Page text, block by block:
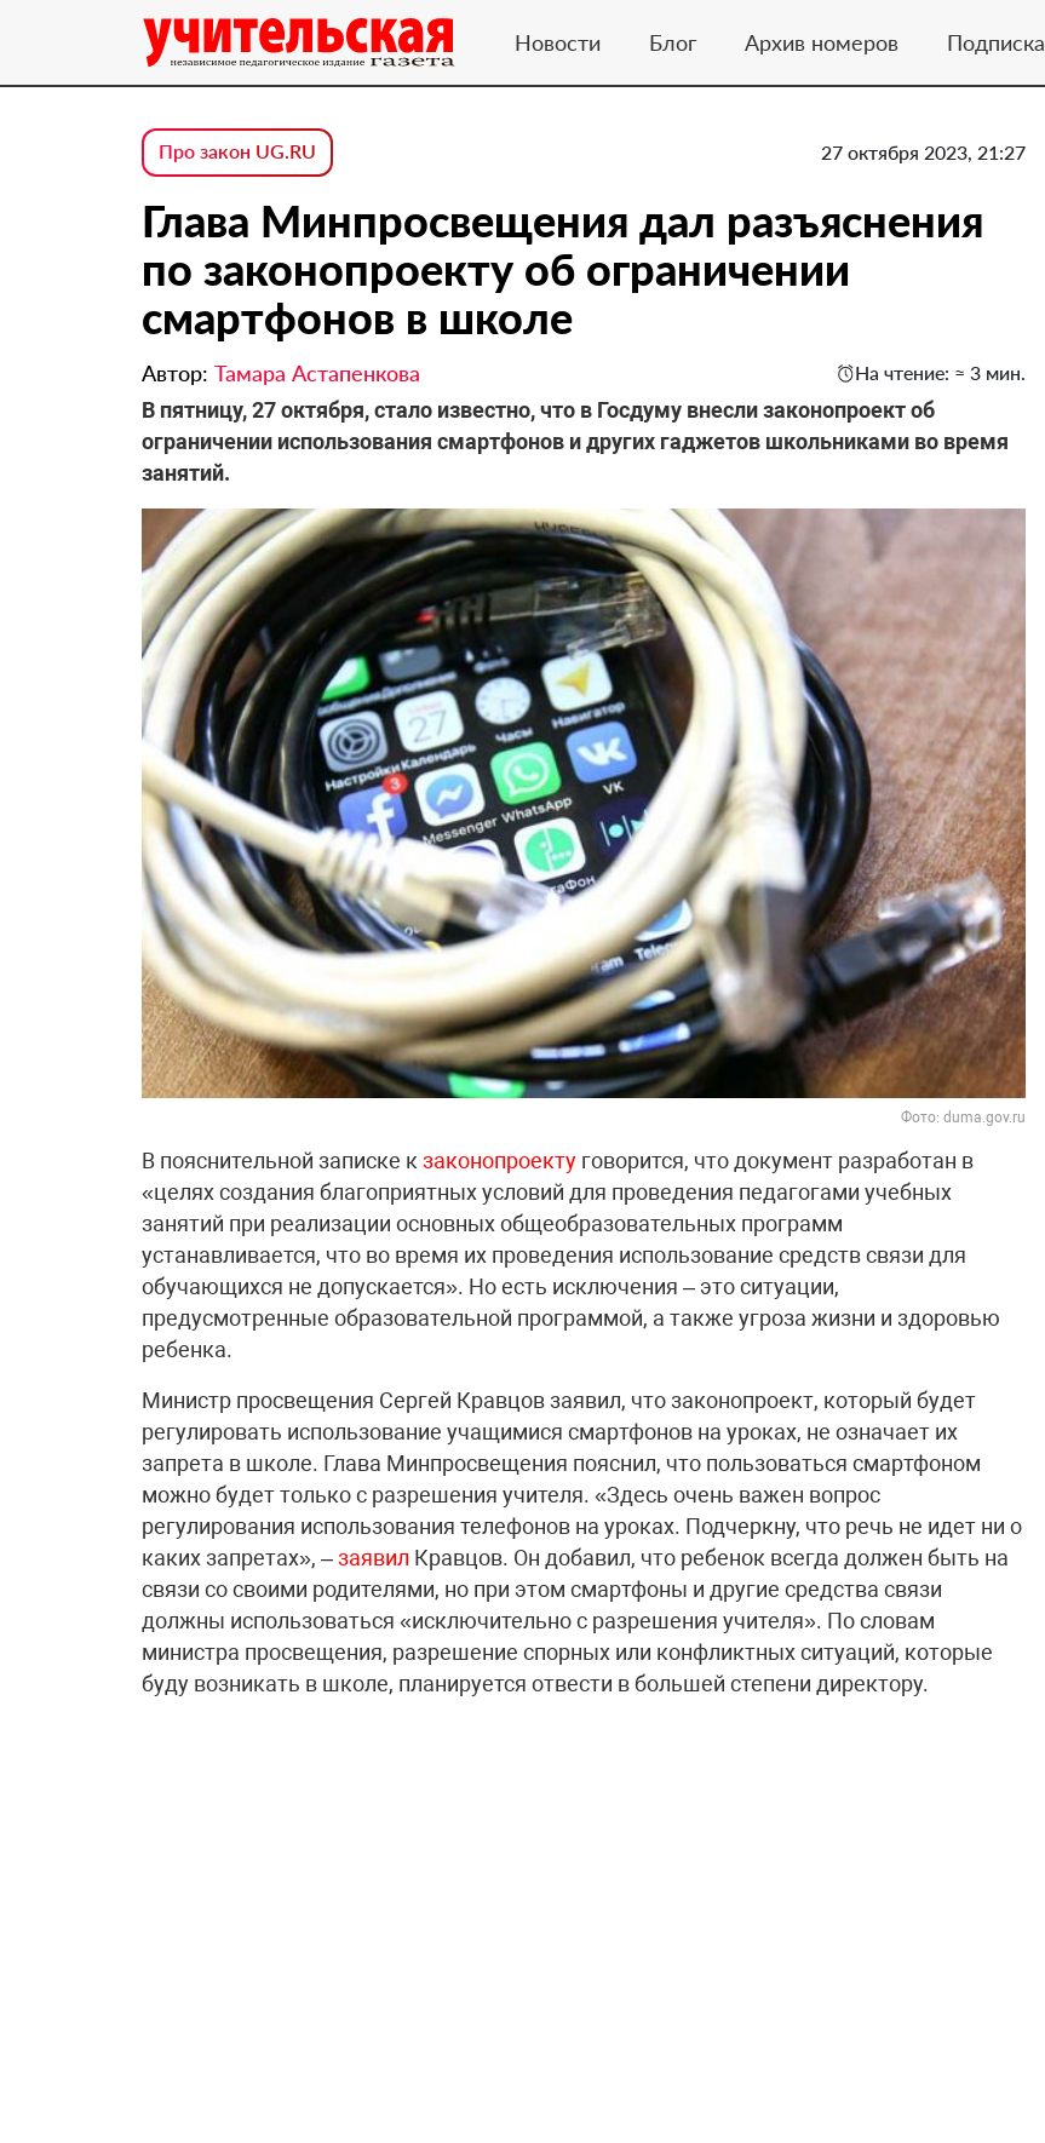
Новости Блог Архив номеров Подписка
Про закон UG.RU 27 октября 2023, 21:27
Глава Минпросвещения дал разъяснения
по законопроекту об ограничении
смартфонов в школе
Автор: Тамара Астапенкова На чтение: ≈ 3 мин.
В пятницу, 27 октября, стало известно, что в Госдуму внесли законопроект об
ограничении использования смартфонов и других гаджетов школьниками во время
занятий.
Фото: duma.gov.ru
В пояснительной записке к законопроекту говорится, что документ разработан в
«целях создания благоприятных условий для проведения педагогами учебных
занятий при реализации основных общеобразовательных программ
устанавливается, что во время их проведения использование средств связи для
обучающихся не допускается». Но есть исключения – это ситуации,
предусмотренные образовательной программой, а также угроза жизни и здоровью
ребенка.
Министр просвещения Сергей Кравцов заявил, что законопроект, который будет
регулировать использование учащимися смартфонов на уроках, не означает их
запрета в школе. Глава Минпросвещения пояснил, что пользоваться смартфоном
можно будет только с разрешения учителя. «Здесь очень важен вопрос
регулирования использования телефонов на уроках. Подчеркну, что речь не идет ни о
каких запретах», –заявил Кравцов. Он добавил, что ребенок всегда должен быть на
связи со своими родителями, но при этом смартфоны и другие средства связи
должны использоваться «исключительно с разрешения учителя». По словам
министра просвещения, разрешение спорных или конфликтных ситуаций, которые
буду возникать в школе, планируется отвести в большей степени директору.